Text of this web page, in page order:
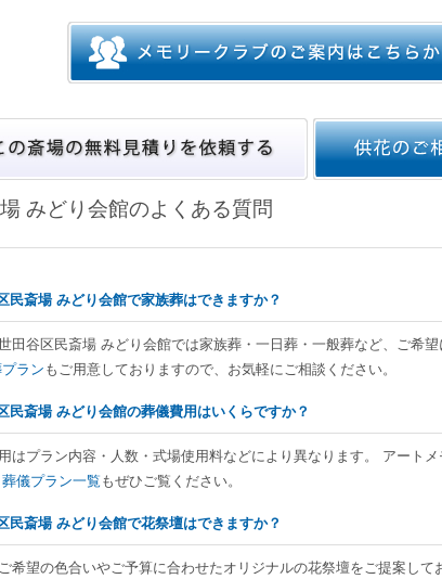
みどり会館のよくある質問
民斎場 みどり会館で家族葬はできますか？
田谷区民斎場 みどり会館では家族葬・一日葬・一般葬など、ご希
ラン もご用意しておりますので、お気軽にご相談ください。
民斎場 みどり会館の葬儀費用はいくらですか？
はプラン内容・人数・式場使用料などにより異なります。 アート
葬儀プラン一覧 もぜひご覧ください。
民斎場 みどり会館で花祭壇はできますか？
希望の色合いやご予算に合わせたオリジナルの花祭壇をご提案して